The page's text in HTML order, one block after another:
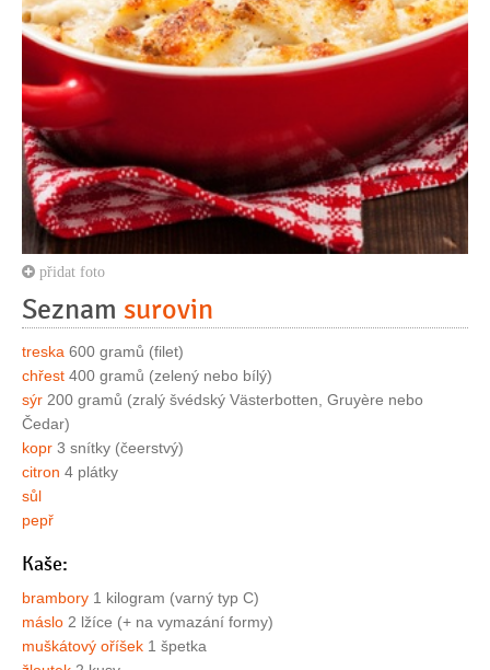
přidat foto
Seznam surovin
treska 600 gramů (filet)
chřest 400 gramů (zelený nebo bílý)
sýr 200 gramů (zralý švédský Västerbotten, Gruyère nebo
Čedar)
kopr 3 snítky (čeerstvý)
citron 4 plátky
sůl
pepř
Kaše:
brambory 1 kilogram (varný typ C)
máslo 2 lžíce (+ na vymazání formy)
muškátový oříšek 1 špetka